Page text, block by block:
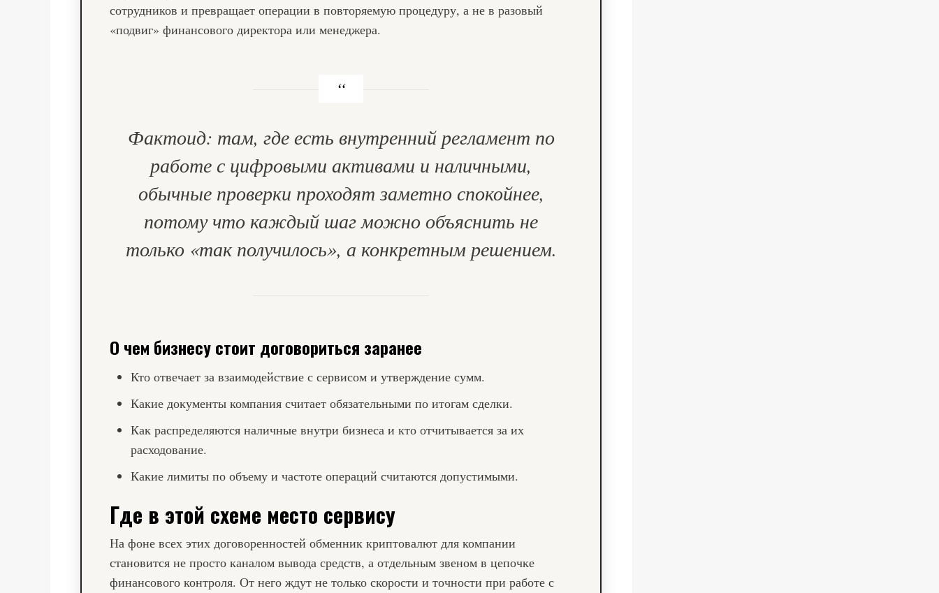
сотрудников и превращает операции в повторяемую процедуру, а не в разовый
«подвиг» финансового директора или менеджера.
Фактоид: там, где есть внутренний регламент по
работе с цифровыми активами и наличными,
обычные проверки проходят заметно спокойнее,
потому что каждый шаг можно объяснить не
только «так получилось», а конкретным решением.
О чем бизнесу стоит договориться заранее
Кто отвечает за взаимодействие с сервисом и утверждение сумм.
Какие документы компания считает обязательными по итогам сделки.
Как распределяются наличные внутри бизнеса и кто отчитывается за их
расходование.
Какие лимиты по объему и частоте операций считаются допустимыми.
Где в этой схеме место сервису
На фоне всех этих договоренностей обменник криптовалют для компании
становится не просто каналом вывода средств, а отдельным звеном в цепочке
финансового контроля. От него ждут не только скорости и точности при работе с